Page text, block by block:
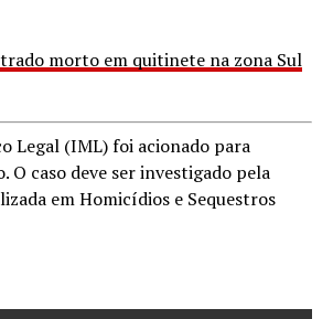
morto em quitinete na zona Sul
Legal (IML) foi acionado para
O caso deve ser investigado pela
em Homicídios e Sequestros